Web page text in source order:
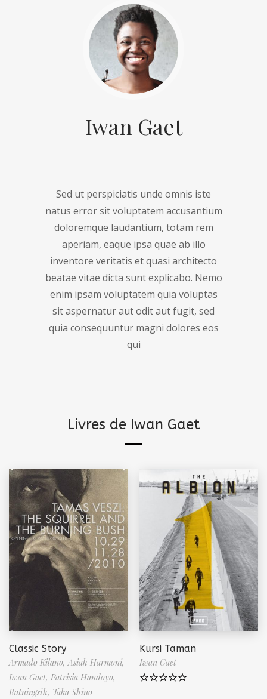
Iwan Gaet
Sed ut perspiciatis unde omnis iste
natus error sit voluptatem accusantium
doloremque laudantium, totam rem
aperiam, eaque ipsa quae ab illo
inventore veritatis et quasi architecto
beatae vitae dicta sunt explicabo. Nemo
enim ipsam voluptatem quia voluptas
sit aspernatur aut odit aut fugit, sed
quia consequuntur magni dolores eos
qui
Livres de Iwan Gaet
Classic Story
Armado Kilano,Asiah Harmoni,
Iwan Gaet, Patrisia Handoyo,
Ratningsih, Taka Shino
Kursi Taman
Iwan Gaet